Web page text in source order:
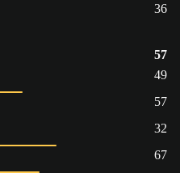
36
57
49
57
32
67